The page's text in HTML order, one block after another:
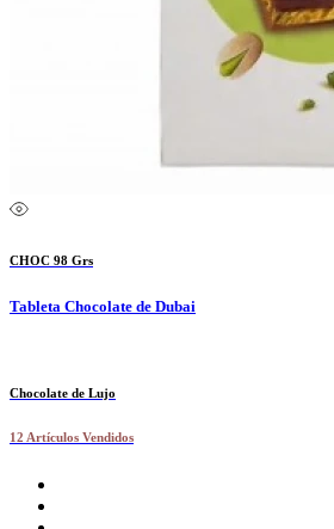
CHOC 98 Grs
Tableta Chocolate de Dubai
Chocolate de Lujo
12 Artículos Vendidos